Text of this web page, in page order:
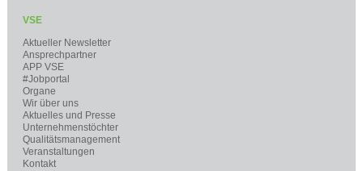
VSE
Aktueller Newsletter
Ansprechpartner
APP VSE
#Jobportal
Organe
Wir über uns
Aktuelles und Presse
Unternehmenstöchter
Qualitätsmanagement
Veranstaltungen
Kontakt